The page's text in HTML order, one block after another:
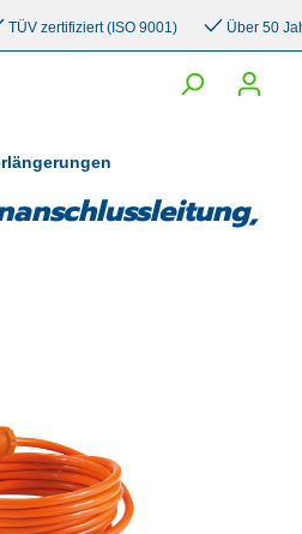
zertifiziert (ISO 9001) Über 50 Jahre